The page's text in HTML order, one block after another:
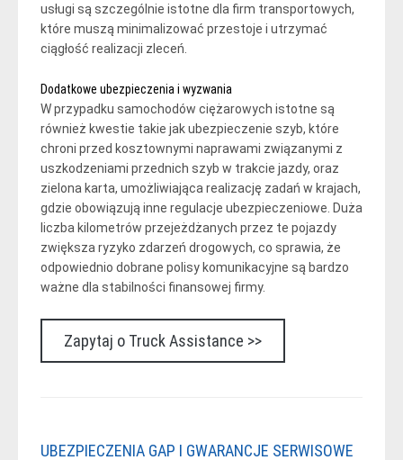
usługi są szczególnie istotne dla firm transportowych,
które muszą minimalizować przestoje i utrzymać
ciągłość realizacji zleceń.
Dodatkowe ubezpieczenia i wyzwania
W przypadku samochodów ciężarowych istotne są
również kwestie takie jak ubezpieczenie szyb, które
chroni przed kosztownymi naprawami związanymi z
uszkodzeniami przednich szyb w trakcie jazdy, oraz
zielona karta, umożliwiająca realizację zadań w krajach,
gdzie obowiązują inne regulacje ubezpieczeniowe. Duża
liczba kilometrów przejeżdżanych przez te pojazdy
zwiększa ryzyko zdarzeń drogowych, co sprawia, że
odpowiednio dobrane polisy komunikacyjne są bardzo
ważne dla stabilności finansowej firmy.
Zapytaj o Truck Assistance >>
UBEZPIECZENIA GAP I GWARANCJE SERWISOWE